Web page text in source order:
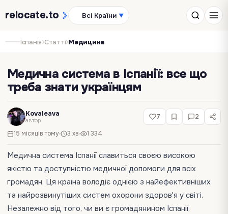
relocate.to Всі Країни ▼
Іспанія›Статті›Медицина
Медична система в Іспанії: все що
треба знати українцям
Kovaleava
автор
15 місяців тому 3 хв 1 334
7 2
Медична система Іспанії славиться своєю високою
якістю та доступністю медичної допомоги для всіх
громадян. Ця країна володіє однією з найефективніших
та найрозвинутіших систем охорони здоров'я у світі.
Незалежно від того, чи ви є громадянином Іспанії,